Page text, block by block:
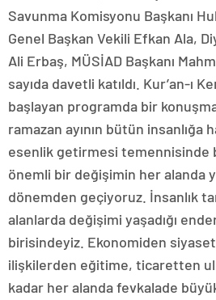
Savunma Komisyonu Başkanı
Genel Başkan Vekili Efkan Ala,
Ali Erbaş, MÜSİAD Başkanı
sayıda davetli katıldı. Kur’an-ı
başlayan programda bir
ramazan ayının bütün insanlığa
esenlik getirmesi temennisinde
önemli bir değişimin her alanda
dönemden geçiyoruz. İnsanlık
alanlarda değişimi yaşadığı
birisindeyiz. Ekonomiden
ilişkilerden eğitime, ticaretten
kadar her alanda fevkalade